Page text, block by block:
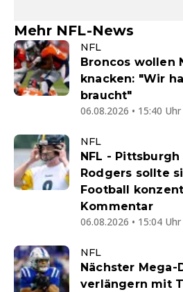
Mehr NFL-News
NFL
Broncos wollen
knacken: "Wir
braucht"
06.08.2026 • 15:40 Uhr
NFL
NFL -
Rodgers sollte
Football
Kommentar
06.08.2026 • 15:04 Uhr
NFL
Nächster Mega-
verlängern mit